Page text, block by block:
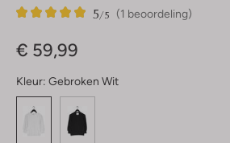
(1 beoordeling)
5/5
1
5
€ 59,99
Kleur: Gebroken Wit